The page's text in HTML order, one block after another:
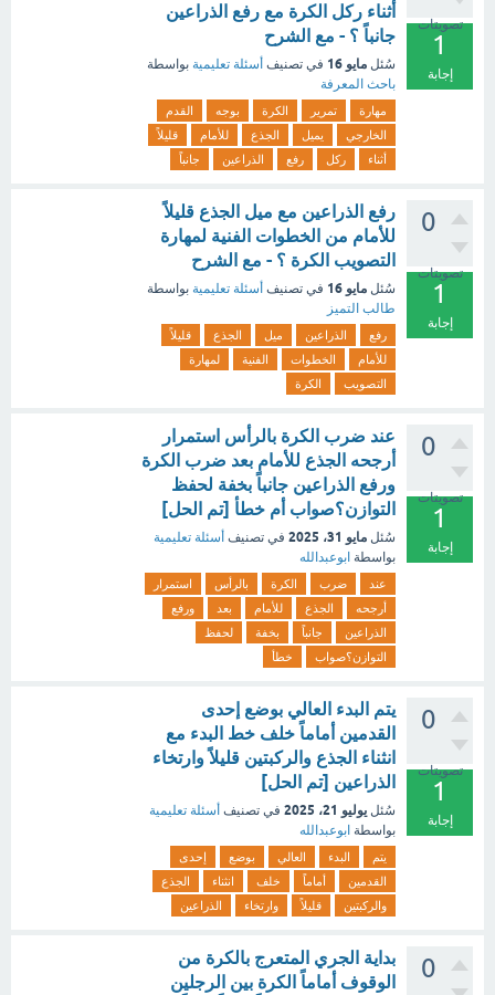
تصويتات
1
إجابة
أثناء ركل الكرة مع رفع الذراعين
جانباً ؟ - مع الشرح
سُئل مايو 16 في تصنيف أسئلة تعليمية بواسطة
باحث المعرفة
مهارة تمرير الكرة بوجه
القدم
الخارجي
يميل الجذع للأمام
قليلاً
أثناء
ركل رفع الذراعين جانباً
0
تصويتات
1
إجابة
رفع الذراعين مع ميل الجذع قليلاً
للأمام من الخطوات الفنية لمهارة
التصويب الكرة ؟ - مع الشرح
سُئل مايو 16 في تصنيف أسئلة تعليمية بواسطة
طالب التميز
رفع الذراعين ميل الجذع
قليلاً
للأمام
الخطوات الفنية
لمهارة
التصويب
الكرة
0
تصويتات
1
إجابة
عند ضرب الكرة بالرأس استمرار
أرجحه الجذع للأمام بعد ضرب الكرة
ورفع الذراعين جانباً بخفة لحفظ
التوازن؟صواب أم خطأ [تم الحل]
سُئل مايو 31، 2025 في تصنيف أسئلة تعليمية
بواسطة ابوعبدالله
عند ضرب الكرة بالرأس
استمرار
أرجحه
الجذع للأمام بعد
ورفع
الذراعين
جانباً بخفة
لحفظ
التوازن؟صواب
خطأ
0
تصويتات
1
إجابة
يتم البدء العالي بوضع إحدى
القدمين أماماً خلف خط البدء مع
انثناء الجذع والركبتين قليلاً وارتخاء
الذراعين [تم الحل]
سُئل يوليو 21، 2025 في تصنيف أسئلة تعليمية
بواسطة ابوعبدالله
يتم البدء العالي بوضع
إحدى
القدمين
أماماً خلف انثناء
الجذع
والركبتين
قليلاً وارتخاء الذراعين
0
بداية الجري المتعرج بالكرة من
الوقوف أماماً الكرة بين الرجلين